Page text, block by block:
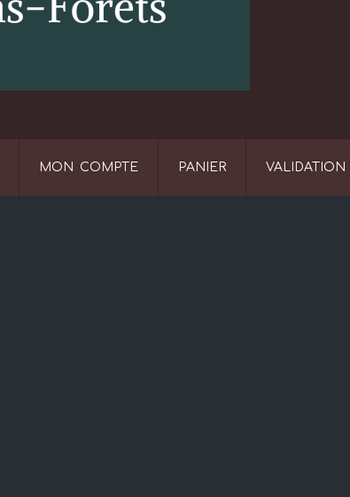
MON COMPTE PANIER